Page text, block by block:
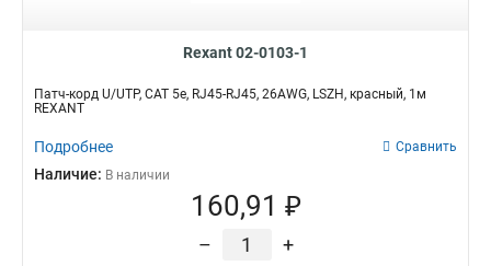
Rexant 02-0103-1
Патч-корд U/UTP, CAT 5e, RJ45-RJ45, 26AWG, LSZH, красный, 1м
REXANT
Подробнее Сравнить
Наличие: В наличии
160,91 ₽
– +